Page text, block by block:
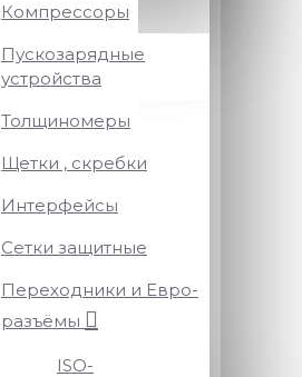
Компрессоры
Пускозарядные
устройства
Толщиномеры
Щетки , скребки
Интерфейсы
Сетки защитные
Переходники и Евро-
разъёмы
ISO-